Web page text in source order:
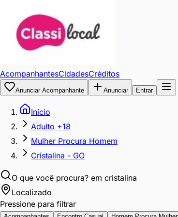
AcompanhantesCidadesCréditos
Anunciar Acompanhante Anunciar Entrar
Início
Adulto +18
Mulher Procura Homem
Cristalina - GO
O que você procura? em cristalina
Localizado
Pressione para filtrar